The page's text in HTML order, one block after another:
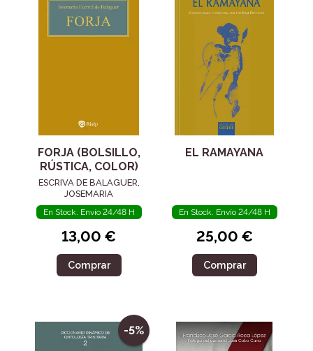
FORJA (BOLSILLO,
RÚSTICA, COLOR)
ESCRIVA DE BALAGUER,
JOSEMARIA
En Stock. Envío 24/48 H
13,00 €
Comprar
EL RAMAYANA
En Stock. Envío 24/48 H
25,00 €
Comprar
-5%